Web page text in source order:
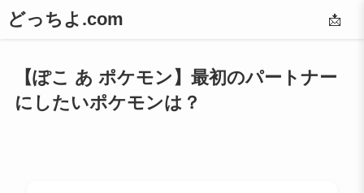
どっちよ.com 📩
【ぽこ あ ポケモン】最初のパートナー
にしたいポケモンは？